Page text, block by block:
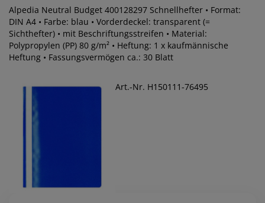
Alpedia Neutral Budget 400128297 Schnellhefter • Format:
DIN A4 • Farbe: blau • Vorderdeckel: transparent (=
Sichthefter) • mit Beschriftungsstreifen • Material:
Polypropylen (PP) 80 g/m² • Heftung: 1 x kaufmännische
Heftung • Fassungsvermögen ca.: 30 Blatt
Art.-Nr. H150111-76495